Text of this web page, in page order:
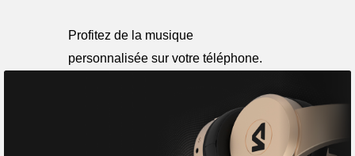
Profitez de la musique
personnalisée sur votre téléphone.